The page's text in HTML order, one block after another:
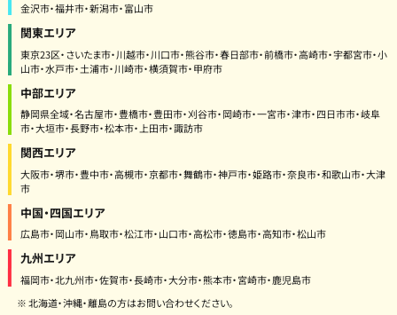
金沢市・福井市・新潟市・富山市
関東エリア
東京23区・さいたま市・川越市・川口市・熊谷市・春日部市・前橋市・高崎市・宇都宮市・小
山市・水戸市・土浦市・川崎市・横須賀市・甲府市
中部エリア
静岡県全域・名古屋市・豊橋市・豊田市・刈谷市・岡崎市・一宮市・津市・四日市市・岐阜
市・大垣市・長野市・松本市・上田市・諏訪市
関西エリア
大阪市・堺市・豊中市・高槻市・京都市・舞鶴市・神戸市・姫路市・奈良市・和歌山市・大津
市
中国・四国エリア
広島市・岡山市・鳥取市・松江市・山口市・高松市・徳島市・高知市・松山市
九州エリア
福岡市・北九州市・佐賀市・長崎市・大分市・熊本市・宮崎市・鹿児島市
※ 北海道・沖縄・離島の方はお問い合わせください。